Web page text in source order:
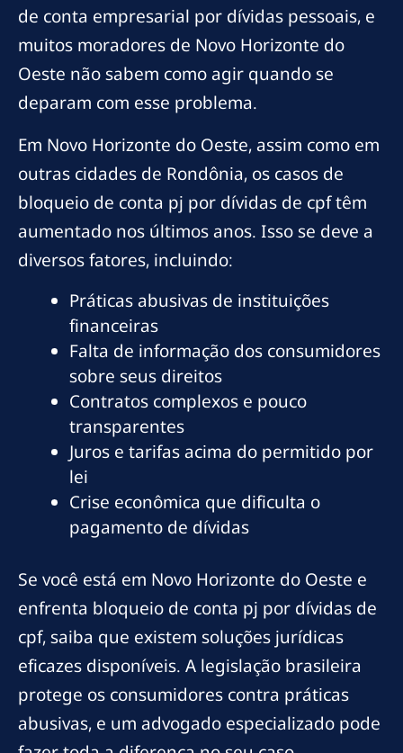
de conta empresarial por dívidas pessoais, e
muitos moradores de Novo Horizonte do
Oeste não sabem como agir quando se
deparam com esse problema.
Em Novo Horizonte do Oeste, assim como em
outras cidades de Rondônia, os casos de
bloqueio de conta pj por dívidas de cpf têm
aumentado nos últimos anos. Isso se deve a
diversos fatores, incluindo:
Práticas abusivas de instituições
financeiras
Falta de informação dos consumidores
sobre seus direitos
Contratos complexos e pouco
transparentes
Juros e tarifas acima do permitido por
lei
Crise econômica que dificulta o
pagamento de dívidas
Se você está em Novo Horizonte do Oeste e
enfrenta bloqueio de conta pj por dívidas de
cpf, saiba que existem soluções jurídicas
eficazes disponíveis. A legislação brasileira
protege os consumidores contra práticas
abusivas, e um advogado especializado pode